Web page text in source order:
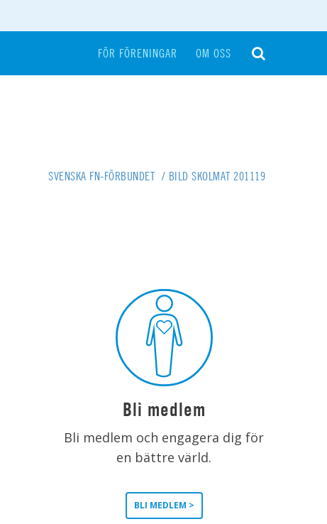
FÖR FÖRENINGAR OM OSS
SVENSKA FN-FÖRBUNDET / BILD SKOLMAT 201119
Bli medlem
Bli medlem och engagera dig för
en bättre värld.
BLI MEDLEM >